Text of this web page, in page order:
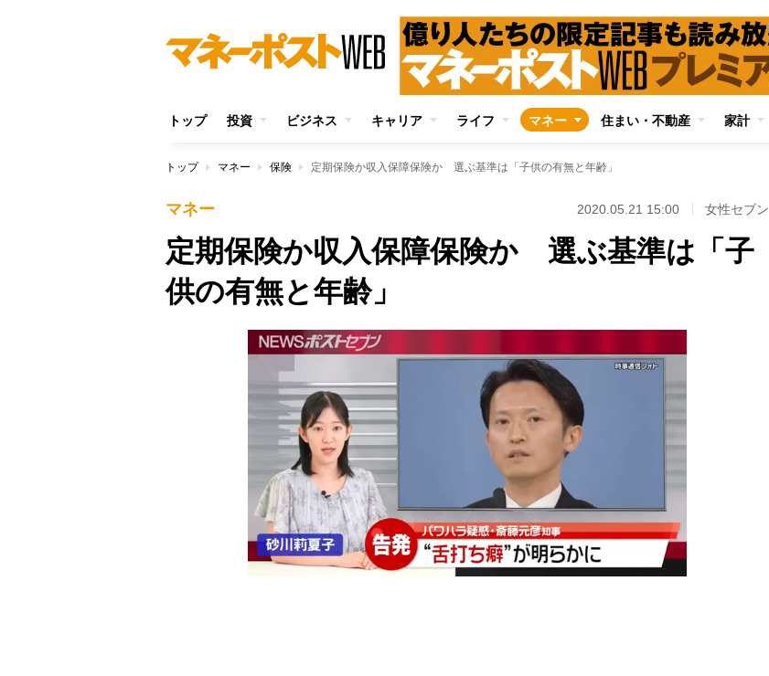
トップ 投資 ビジネス キャリア ライフ マネー 住まい・不動産 家計
トップ マネー 保険 定期保険か収入保障保険か 選ぶ基準は「子供の有無と年齢」
マネー 2020.05.21 15:00 女性セブン
定期保険か収入保障保険か 選ぶ基準は「子
供の有無と年齢」